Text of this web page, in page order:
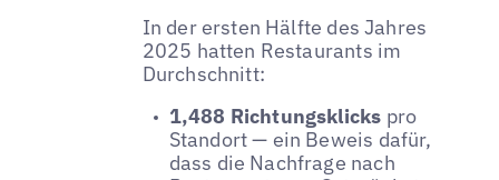
In der ersten Hälfte des Jahres
2025 hatten Restaurants im
Durchschnitt:
1,488 Richtungsklicks pro
Standort — ein Beweis dafür,
dass die Nachfrage nach